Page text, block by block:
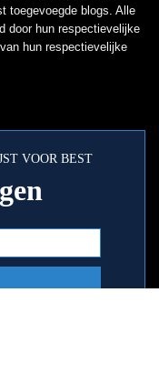
toegevoegde blogs. Alle
door hun respectievelijke
hun respectievelijke
VOOR BEST